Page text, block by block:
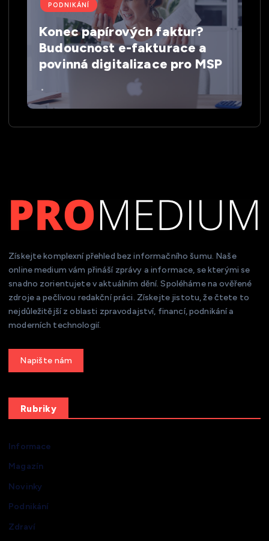
PODNIKÁNÍ
Konec papírových faktur?
Budoucnost e-fakturace a
povinná digitalizace pro MSP
Získejte komplexní přehled bez informačního šumu. Naše
online medium vám přináší zprávy a informace, se kterými se
snadno zorientujete v aktuálním dění. Spoléháme na ověřené
zdroje a pečlivou redakční práci. Získejte jistotu, že čtete to
nejdůležitější z oblasti zpravodajství, financí, podnikání a
moderních technologií.
Get a Quote
Rubriky
Informace
Magazín
Novinky
Podnikání
Zdraví